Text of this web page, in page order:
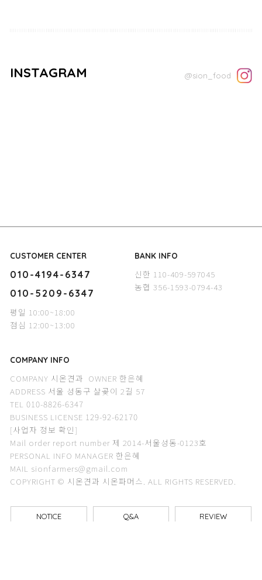
INSTAGRAM @sion_food
CUSTOMER CENTER
010-4194-6347
010-5209-6347
평일 10:00~18:00
점심 12:00~13:00
BANK INFO
신한 110-409-597045
농협 356-1593-0794-43
COMPANY INFO
COMPANY 시온견과 OWNER 한은혜
ADDRESS 서울 성동구 살곶이 2길 57
TEL 010-8826-6347
BUSINESS LICENSE 129-92-62170
[사업자 정보 확인]
Mail order report number 제 2014-서울성동-0123호
PERSONAL INFO MANAGER 한은혜
MAIL sionfarmers@gmail.com
COPYRIGHT © 시온견과 시온파머스. ALL RIGHTS RESERVED.
NOTICE Q&A REVIEW